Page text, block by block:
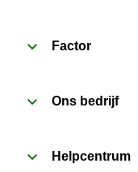
sleeve en prik
daarna nog 1
Factor
Ons bedrijf
Helpcentrum